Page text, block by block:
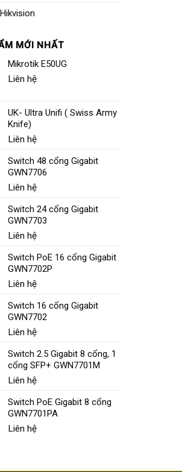
MỚI NHẤT
Mikrotik E50UG
Liên hệ
UK- Ultra Unifi ( Swiss Army
Knife)
Liên hệ
Switch 48 cổng Gigabit
GWN7706
Liên hệ
Switch 24 cổng Gigabit
GWN7703
Liên hệ
Switch PoE 16 cổng Gigabit
GWN7702P
Liên hệ
Switch 16 cổng Gigabit
GWN7702
Liên hệ
Switch 2.5 Gigabit 8 cổng, 1
cổng SFP+ GWN7701M
Liên hệ
Switch PoE Gigabit 8 cổng
GWN7701PA
Liên hệ